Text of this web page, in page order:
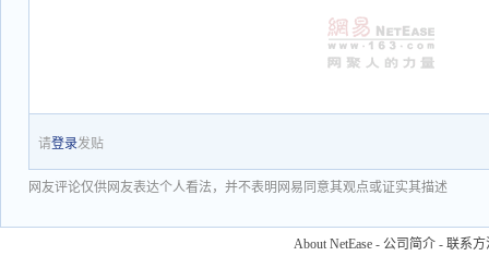
请登录发贴
网友评论仅供网友表达个人看法，并不表明网易同意其观点或证实其描述
About NetEase - 公司简介 - 联系方